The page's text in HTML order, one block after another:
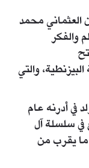
العثماني محمد
والفكر
والتي
في أدرنه عام
في سلسلة آل
ما يقرب من